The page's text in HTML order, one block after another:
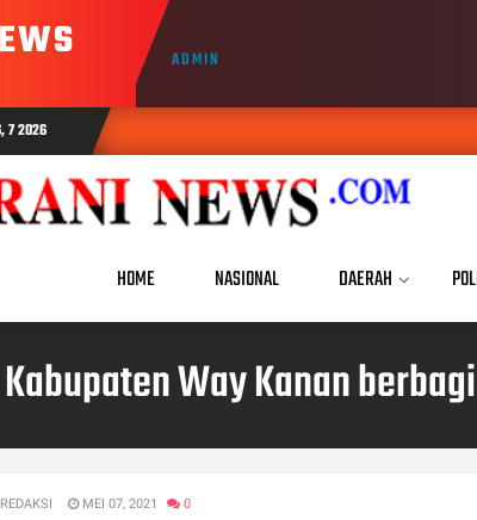
ADMIN
7 2026
HOME NASIONAL DAERAH
Kabupaten Way Kanan
REDAKSI MEI 07, 2021 0